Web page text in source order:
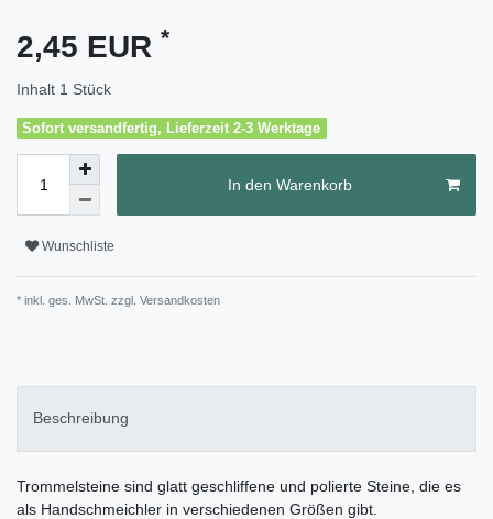
2,45 EUR *
Inhalt 1 Stück
Sofort versandfertig, Lieferzeit 2-3 Werktage
In den Warenkorb
Wunschliste
* inkl. ges. MwSt. zzgl. Versandkosten
Beschreibung
Trommelsteine sind glatt geschliffene und polierte Steine, die es
als Handschmeichler in verschiedenen Größen gibt.